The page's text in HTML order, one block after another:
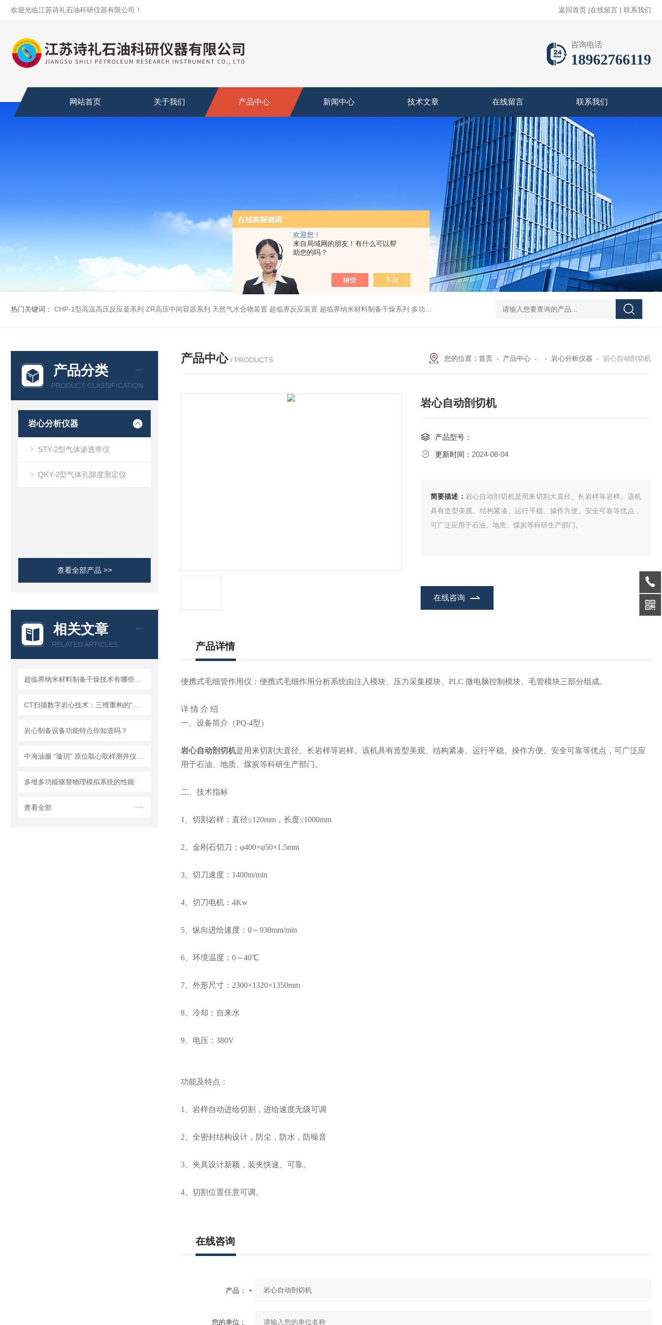
欢迎您！
来自局域网的朋友！有什么可以帮
助您的吗？
欢迎光临江苏诗礼石油科研仪器有限公司！ 返回首页 |在线留言 | 联系我们
咨询电话
18962766119
网站首页 关于我们 产品中心 新闻中心 技术文章 在线留言 联系我们
热门关键词： CHP-1型高温高压反应釜系列 ZR高压中间容器系列 天然气水合物装置 超临界反应装置 超临界纳米材料制备干燥系列 多功能岩心驱替模拟装置厂家 岩心流动分析仪器厂家 AXPH-2000高压相平衡实
产品分类
PRODUCT CLASSIFICATION
岩心分析仪器
STY-2型气体渗透率仪
QKY-2型气体孔隙度测定仪
查看全部产品 >>
相关文章
RELATED ARTICLES
岩心制备设备功能特点你知道吗？
多维多功能驱替物理模拟系统的性能
查看全部
产品中心 / PRODUCTS 您的位置： 首页 - 产品中心 - - 岩心分析仪器 - 岩心自动剖切机
岩心自动剖切机
产品型号：
更新时间： 2024-08-04
简要描述： 岩心自动剖切机是用来切割大直径、长岩样等岩样。该机
具有造型美观、结构紧凑、运行平稳、操作方便、安全可靠等优点，
可广泛应用于石油、地质、煤炭等科研生产部门。
在线咨询
产品详情
便携式毛细管作用仪：便携式毛细作用分析系统由注入模块、压力采集模块、 PLC 微电脑控制模块、毛管模块三部分组成。
详 情 介 绍
一、设备简介（PQ-4型）
岩心自动剖切机是用来切割大直径、长岩样等岩样。该机具有造型美观、结构紧凑、运行平稳、操作方便、安全可靠等优点，可广泛应
用于石油、地质、煤炭等科研生产部门。
二、技术指标
1、切割岩样：直径≤120mm，长度≤1000mm
2、金刚石切刀：φ400×φ50×1.5mm
3、切刀速度：1400m/min
4、切刀电机：4Kw
5、纵向进给速度：0～930mm/min
6、环境温度：0～40℃
7、外形尺寸：2300×1320×1350mm
8、冷却：自来水
9、电压：380V
功能及特点：
1、岩样自动进给切割，进给速度无级可调
2、全密封结构设计，防尘，防水，防噪音
3、夹具设计新颖，装夹快速、可靠。
4、切割位置任意可调。
在线咨询
产品：
您的单位：